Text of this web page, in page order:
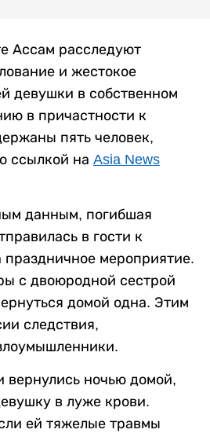
Ассам расследуют
и жестокое
девушки в собственном
в причастности к
пять человек,
ссылкой на Asia News
данным, погибшая
в гости к
праздничное мероприятие.
с двоюродной сестрой
домой одна. Этим
следствия,
вернулись ночью домой,
в луже крови.
ей тяжелые травмы